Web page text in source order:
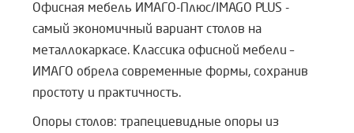
Офисная мебель ИМАГО-Плюс/IMAGO PLUS -
самый экономичный вариант столов на
металлокаркасе. Классика офисной мебели –
ИМАГО обрела современные формы, сохранив
простоту и практичность.
Опоры столов: трапециевидные опоры из